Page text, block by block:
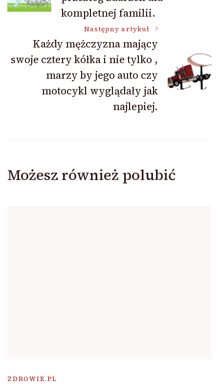
kompletnej familii.
Następny artykuł
Każdy mężczyzna mający
swoje cztery kółka i nie tylko ,
marzy by jego auto czy
motocykl wyglądały jak
najlepiej.
Możesz również polubić
ZDROWIE.PL